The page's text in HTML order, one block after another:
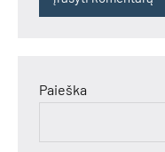
Paieška